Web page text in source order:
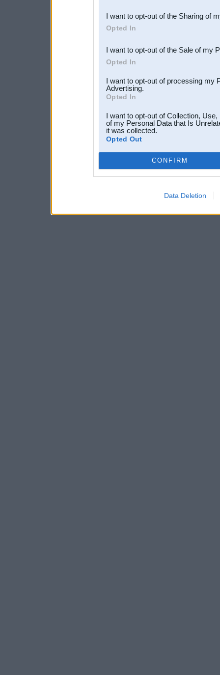
Downstream Participants
third parties.
I want to opt-out of the Sharing of
Opted In
I want to opt-out of the Sale of my
Opted In
I want to opt-out of processing my
Advertising.
Opted In
I want to opt-out of Collection,
of my Personal Data that Is
it was collected.
Opted Out
CONFIRM
Data Deletion